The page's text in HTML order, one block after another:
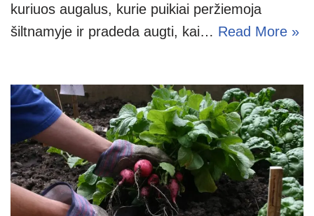
kuriuos augalus, kurie puikiai peržiemoja
šiltnamyje ir pradeda augti, kai… Read More »